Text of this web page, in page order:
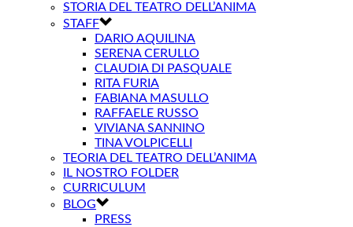
STORIA DEL TEATRO DELL’ANIMA
STAFF
DARIO AQUILINA
SERENA CERULLO
CLAUDIA DI PASQUALE
RITA FURIA
FABIANA MASULLO
RAFFAELE RUSSO
VIVIANA SANNINO
TINA VOLPICELLI
TEORIA DEL TEATRO DELL’ANIMA
IL NOSTRO FOLDER
CURRICULUM
BLOG
PRESS